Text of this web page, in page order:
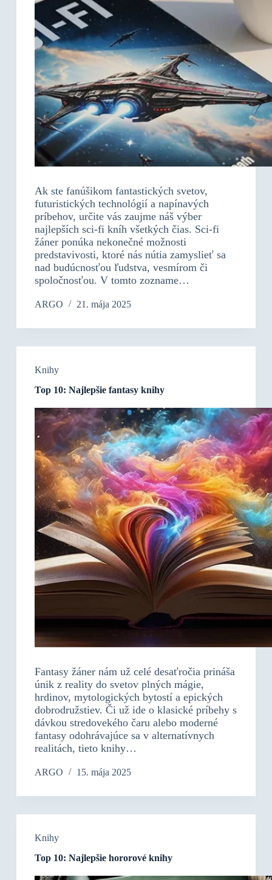
Ak ste fanúšikom fantastických svetov,
futuristických technológií a napínavých
príbehov, určite vás zaujme náš výber
najlepších sci-fi kníh všetkých čias. Sci-fi
žáner ponúka nekonečné možnosti
predstavivosti, ktoré nás nútia zamyslieť sa
nad budúcnosťou ľudstva, vesmírom či
spoločnosťou. V tomto zozname…
ARGO 21. mája 2025
Knihy
Top 10: Najlepšie fantasy knihy
Fantasy žáner nám už celé desaťročia prináša
únik z reality do svetov plných mágie,
hrdinov, mytologických bytostí a epických
dobrodružstiev. Či už ide o klasické príbehy s
dávkou stredovekého čaru alebo moderné
fantasy odohrávajúce sa v alternatívnych
realitách, tieto knihy…
ARGO 15. mája 2025
Knihy
Top 10: Najlepšie hororové knihy